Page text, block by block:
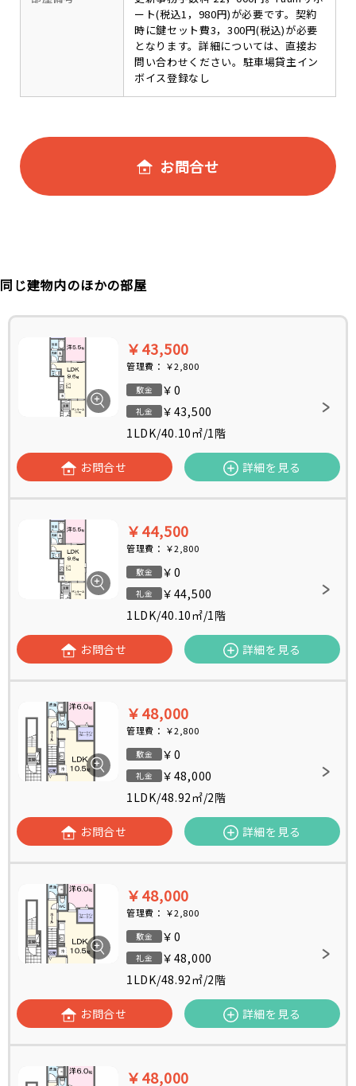
ート(税込1，980円)が必要です。契約
時に鍵セット費3，300円(税込)が必要
となります。詳細については、直接お
問い合わせください。駐車場貸主イン
ボイス登録なし
お問合せ
同じ建物内のほかの部屋
￥43,500
管理費： ￥2,800
敷金 ￥0
礼金
￥43,500
1LDK/40.10㎡/1階
お問合せ 詳細を見る
￥44,500
管理費： ￥2,800
敷金 ￥0
礼金
￥44,500
1LDK/40.10㎡/1階
お問合せ 詳細を見る
￥48,000
管理費： ￥2,800
敷金 ￥0
礼金
￥48,000
1LDK/48.92㎡/2階
お問合せ 詳細を見る
￥48,000
管理費： ￥2,800
敷金 ￥0
礼金
￥48,000
1LDK/48.92㎡/2階
お問合せ 詳細を見る
￥48,000